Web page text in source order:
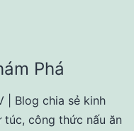
Phá
| Blog chia sẻ kinh
túc, công thức nấu ăn